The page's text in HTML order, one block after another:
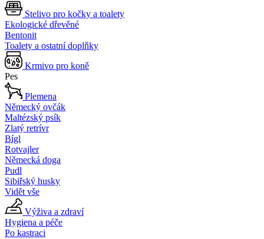
Stelivo pro kočky a toalety
Ekologické dřevěné
Bentonit
Toalety a ostatní doplňky
Krmivo pro koně
Pes
Plemena
Německý ovčák
Maltézský psík
Zlatý retrívr
Bígl
Rotvajler
Německá doga
Pudl
Sibiřský husky
Vidět vše
Výživa a zdraví
Hygiena a péče
Po kastraci